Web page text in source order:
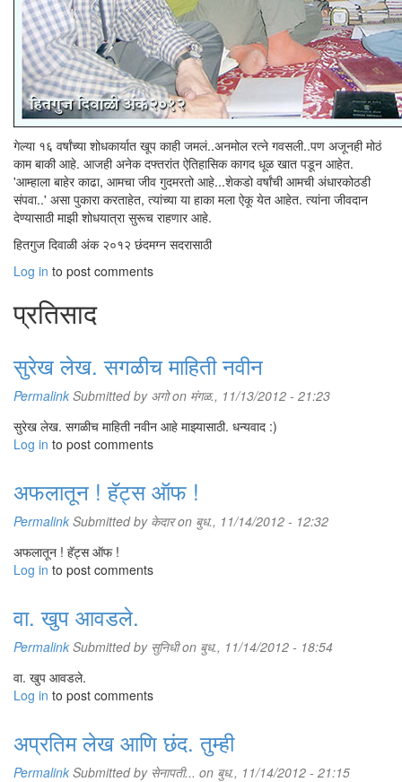
गेल्या १६ वर्षांच्या शोधकार्यात खूप काही जमलं..अनमोल रत्ने गवसली..पण अजूनही मोठं
काम बाकी आहे. आजही अनेक दफ्तरांत ऐतिहासिक कागद धूळ खात पडून आहेत.
'आम्हाला बाहेर काढा, आमचा जीव गुदमरतो आहे...शेकडो वर्षांची आमची अंधारकोठडी
संपवा..' असा पुकारा करताहेत, त्यांच्या या हाका मला ऐकू येत आहेत. त्यांना जीवदान
देण्यासाठी माझी शोधयात्रा सुरूच राहणार आहे.
हितगुज दिवाळी अंक २०१२ छंदमग्न सदरासाठी
Log in to post comments
प्रतिसाद
सुरेख लेख. सगळीच माहिती नवीन
Permalink Submitted by अगोon मंगळ., 11/13/2012 - 21:23
सुरेख लेख. सगळीच माहिती नवीन आहे माझ्यासाठी. धन्यवाद :)
Log in to post comments
अफलातून ! हॅट्स ऑफ !
Permalink Submitted by केदारon बुध., 11/14/2012 - 12:32
अफलातून ! हॅट्स ऑफ !
Log in to post comments
वा. खुप आवडले.
Permalink Submitted by सुनिधीon बुध., 11/14/2012 - 18:54
वा. खुप आवडले.
Log in to post comments
अप्रतिम लेख आणि छंद. तुम्ही
Permalink Submitted by सेनापती... on बुध., 11/14/2012 - 21:15